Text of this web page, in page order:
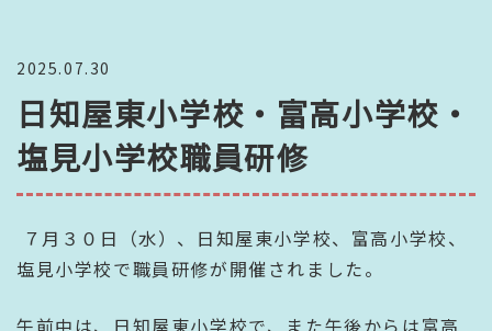
2025.07.30
日知屋東小学校・富高小学校・
塩見小学校職員研修
７月３０日（水）、日知屋東小学校、富高小学校、
塩見小学校で職員研修が開催されました。
午前中は、日知屋東小学校で、また午後からは富高